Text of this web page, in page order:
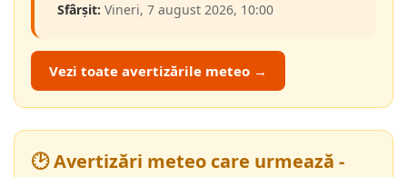
Sfârșit: Vineri, 7 august 2026, 10:00
Vezi toate avertizările meteo →
🕑 Avertizări meteo care urmează -